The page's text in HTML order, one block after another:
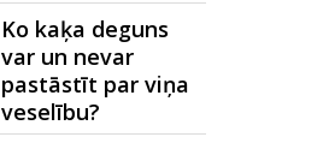
Ko kaķa deguns
var un nevar
pastāstīt par viņa
veselību?